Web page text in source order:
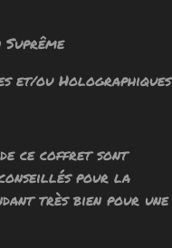
ou Holographiques
ce coffret sont
pour la
très bien pour une